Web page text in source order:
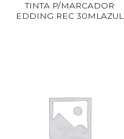
TINTA P/MARCADOR
EDDING REC 30MLAZUL